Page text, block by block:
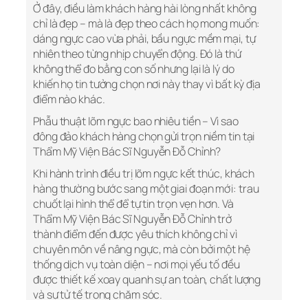
Ở đây, điều làm khách hàng hài lòng nhất không
chỉ là đẹp – mà là đẹp theo cách họ mong muốn:
dáng ngực cao vừa phải, bầu ngực mềm mại, tự
nhiên theo từng nhịp chuyển động. Đó là thứ
không thể đo bằng con số nhưng lại là lý do
khiến họ tin tưởng chọn nơi này thay vì bất kỳ địa
điểm nào khác.
Phẫu thuật lõm ngực bao nhiêu tiền – Vì sao
đông đảo khách hàng chọn gửi trọn niềm tin tại
Thẩm Mỹ Viện Bác Sĩ Nguyễn Đỗ Chỉnh?
Khi hành trình điều trị lõm ngực kết thúc, khách
hàng thường bước sang một giai đoạn mới: trau
chuốt lại hình thể để tự tin trọn vẹn hơn. Và
Thẩm Mỹ Viện Bác Sĩ Nguyễn Đỗ Chỉnh trở
thành điểm đến được yêu thích không chỉ vì
chuyên môn về nâng ngực, mà còn bởi một hệ
thống dịch vụ toàn diện – nơi mọi yếu tố đều
được thiết kế xoay quanh sự an toàn, chất lượng
và sự tử tế trong chăm sóc.